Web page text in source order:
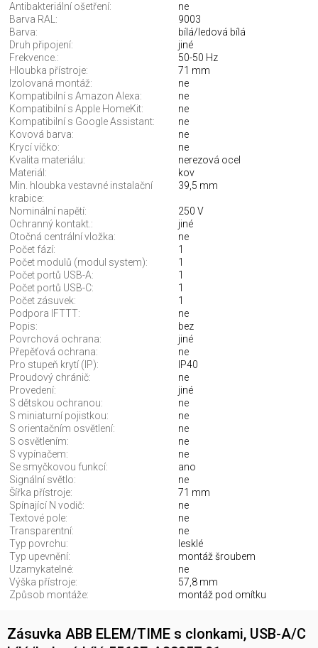
Antibakteriální ošetření:
ne
Barva RAL:
9003
Barva:
bílá/ledová bílá
Druh připojení:
jiné
Frekvence.:
50-50 Hz
Hloubka přístroje:
71 mm
Izolovaná montáž:
ne
Kompatibilní s Amazon Alexa:
ne
Kompatibilní s Apple HomeKit:
ne
Kompatibilní s Google Assistant:
ne
Kovová barva:
ne
Krycí víčko:
ne
Kvalita materiálu:
nerezová ocel
Materiál:
kov
Min. hloubka vestavné instalační
krabice:
39,5 mm
Nominální napětí:
250 V
Ochranný kontakt.:
jiné
Otočná centrální vložka:
ne
Počet fází:
1
Počet modulů (modul system):
1
Počet portů USB-A:
1
Počet portů USB-C:
1
Počet zásuvek:
1
Podpora IFTTT:
ne
Popis:
bez
Povrchová ochrana:
jiné
Přepěťová ochrana:
ne
Pro stupeň krytí (IP):
IP40
Proudový chránič:
ne
Provedení:
jiné
S dětskou ochranou:
ne
S miniaturní pojistkou:
ne
S orientačním osvětlení:
ne
S osvětlením:
ne
S vypínačem:
ne
Se smyčkovou funkcí:
ano
Signální světlo:
ne
Šířka přístroje:
71 mm
Spínající N vodič:
ne
Textové pole:
ne
Transparentní:
ne
Typ povrchu:
lesklé
Typ upevnění:
montáž šroubem
Uzamykatelné:
ne
Výška přístroje:
57,8 mm
Způsob montáže:
montáž pod omítku
Zásuvka ABB ELEM/TIME s clonkami, USB-A/C